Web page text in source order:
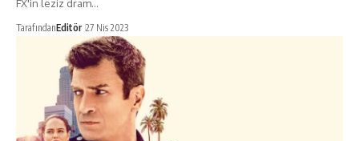
FX'in leziz dram…
TarafındanEditör 27 Nis 2023